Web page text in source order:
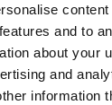
and to
about your
and
information